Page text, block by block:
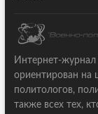
Интернет-журнал
ориентирован на
политологов,
также всех тех,